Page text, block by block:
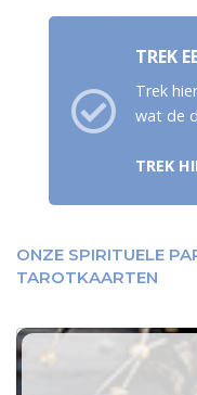
TREK
Trek
wat de
TREK
ONZE SPIRITUELE
TAROTKAARTEN